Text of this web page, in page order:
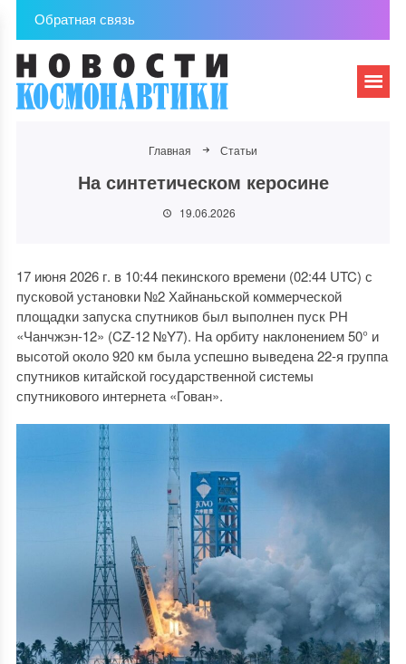
Обратная связь
Главная Статьи
На синтетическом керосине
19.06.2026
17 июня 2026 г. в 10:44 пекинского времени (02:44 UTC) с
пусковой установки №2 Хайнаньской коммерческой
площадки запуска спутников был выполнен пуск РН
«Чанчжэн-12» (CZ-12 №Y7). На орбиту наклонением 50° и
высотой около 920 км была успешно выведена 22-я группа
спутников китайской государственной системы
спутникового интернета «Гован».